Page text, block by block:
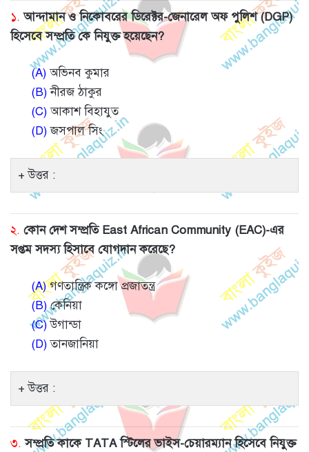
১. আন্দামান ও নিকোবরের ডিরেক্টর-জেনারেল অফ পুলিশ (DGP)
হিসেবে সম্প্রতি কে নিযুক্ত হয়েছেন?
(A)অভিনব কুমার
(B)নীরজ ঠাকুর
(C)আকাশ বিহাযুত
(D)জসপাল সিং
উত্তর :
২. কোন দেশ সম্প্রতি East African Community (EAC)-এর
সপ্তম সদস্য হিসাবে যোগদান করেছে?
(A)গণতান্ত্রিক কঙ্গো প্রজাতন্ত্র
(B)কেনিয়া
(C)উগান্ডা
(D)তানজানিয়া
উত্তর :
৩. সম্প্রতি কাকে TATA স্টিলের ভাইস-চেয়ারম্যান হিসেবে নিযুক্ত